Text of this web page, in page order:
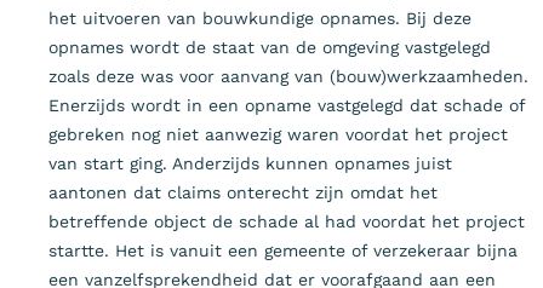
het uitvoeren van bouwkundige opnames. Bij deze
opnames wordt de staat van de omgeving vastgelegd
zoals deze was voor aanvang van (bouw)werkzaamheden.
Enerzijds wordt in een opname vastgelegd dat schade of
gebreken nog niet aanwezig waren voordat het project
van start ging. Anderzijds kunnen opnames juist
aantonen dat claims onterecht zijn omdat het
betreffende object de schade al had voordat het project
startte. Het is vanuit een gemeente of verzekeraar bijna
een vanzelfsprekendheid dat er voorafgaand aan een